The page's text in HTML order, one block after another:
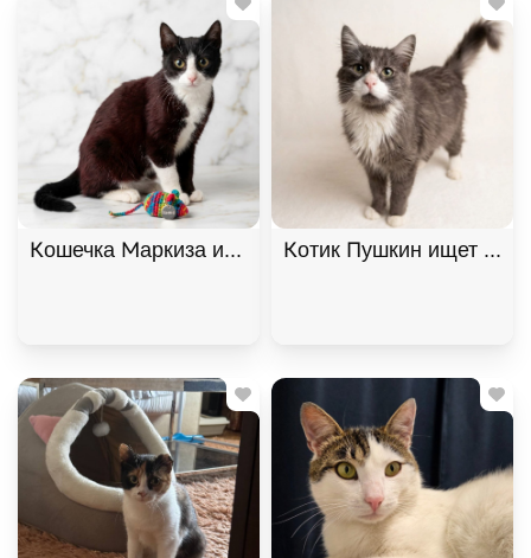
Кошечка Маркиза ищет дом. В дар!, Черный с
Котик Пушкин ищет